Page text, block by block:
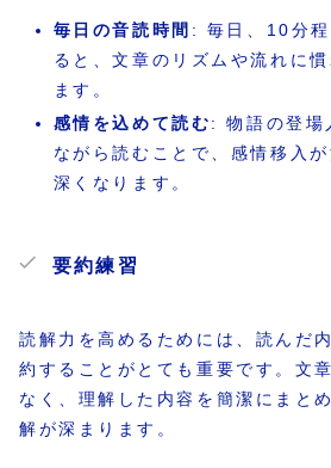
毎日の音読時間 : 毎日、10分
ると、文章のリズムや流れに
ます。
感情を込めて読む: 物語の登場
ながら読むことで、感情移入
深くなります。
要約練習
読解力を高めるためには、読んだ
約することがとても重要です。文
なく、理解した内容を簡潔にまと
解が深まります。